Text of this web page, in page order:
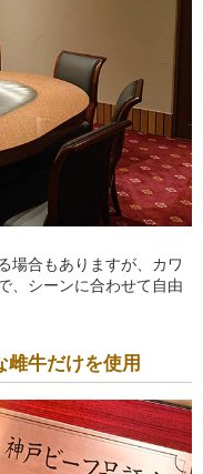
場合もありますが、カワ
、シーンに合わせて自由
雌牛だけを使用